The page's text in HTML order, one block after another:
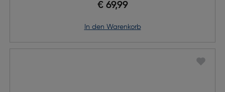
€ 69,99
in den Warenkorb